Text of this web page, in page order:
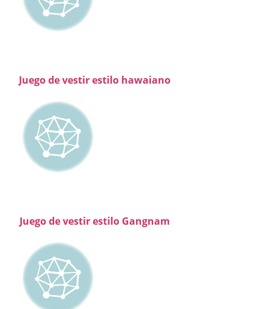
Juego de vestir estilo hawaiano
Juego de vestir estilo Gangnam